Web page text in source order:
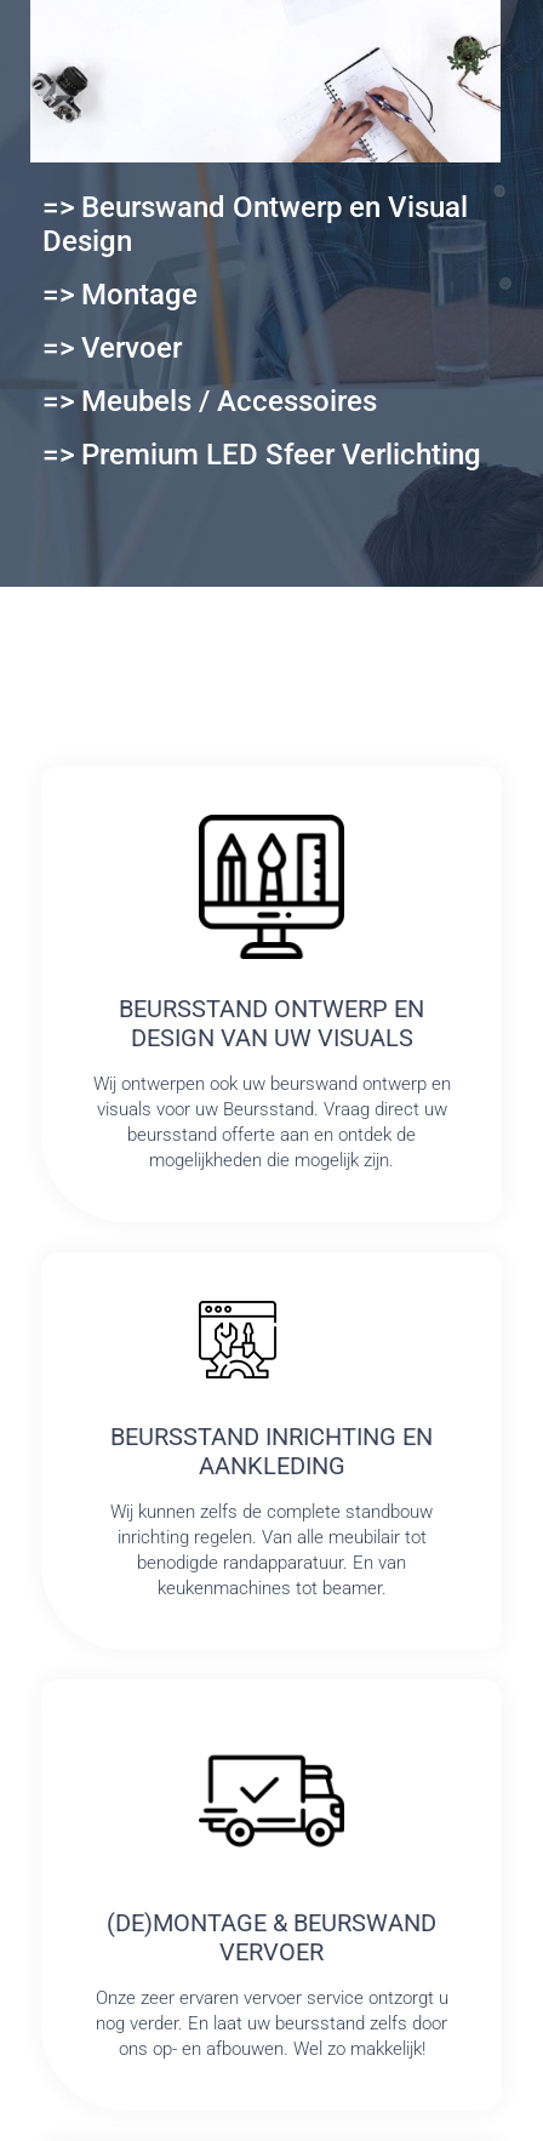
=> Beurswand Ontwerp en Visual
Design
=> Montage
=> Vervoer
=> Meubels / Accessoires
=> Premium LED Sfeer Verlichting
BEURSSTAND ONTWERP EN
DESIGN VAN UW VISUALS
Wij ontwerpen ook uw beurswand ontwerp en
visuals voor uw Beursstand. Vraag direct uw
beursstand offerte aan en ontdek de
mogelijkheden die mogelijk zijn.
BEURSSTAND INRICHTING EN
AANKLEDING
Wij kunnen zelfs de complete standbouw
inrichting regelen. Van alle meubilair tot
benodigde randapparatuur. En van
keukenmachines tot beamer.
(DE)MONTAGE & BEURSWAND
VERVOER
Onze zeer ervaren vervoer service ontzorgt u
nog verder. En laat uw beursstand zelfs door
ons op- en afbouwen. Wel zo makkelijk!